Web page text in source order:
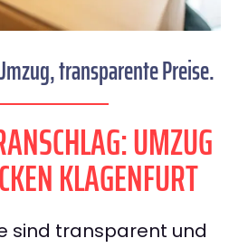
transparente Preise.
UMZUG
KLAGENFURT
sind transparent und